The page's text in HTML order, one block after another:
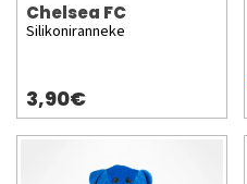
Chelsea FC
Silikoniranneke
3,90€